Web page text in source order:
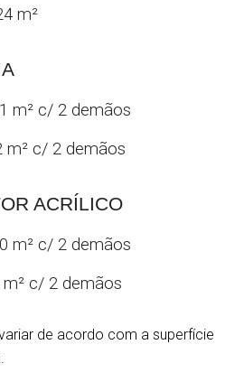
m²
m² c/ 2 demãos
m² c/ 2 demãos
ACRÍLICO
m² c/ 2 demãos
m² c/ 2 demãos
de acordo com a superfície